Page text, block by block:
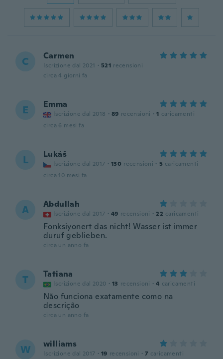
C Carmen
Iscrizione dal 2021 · 521 recensioni
circa 4 giorni fa
E Emma
Iscrizione dal 2018 · 89 recensioni · 1 caricamenti
circa 6 mesi fa
L Lukáš
Iscrizione dal 2017 · 130 recensioni · 5 caricamenti
circa 10 mesi fa
A Abdullah
Iscrizione dal 2017 · 49 recensioni · 22 caricamenti
Fonksiyonert das nicht! Wasser ist immer
duruf geblieben.
circa un anno fa
T Tatiana
Iscrizione dal 2020 · 13 recensioni · 4 caricamenti
Não funciona exatamente como na
descrição
circa un anno fa
W williams
Iscrizione dal 2017 · 19 recensioni · 7 caricamenti